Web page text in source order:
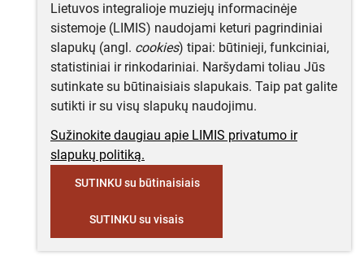
Lietuvos integralioje muziejų informacinėje
sistemoje (LIMIS) naudojami keturi pagrindiniai
slapukų (angl. cookies) tipai: būtinieji, funkciniai,
statistiniai ir rinkodariniai. Naršydami toliau Jūs
sutinkate su būtinaisiais slapukais. Taip pat galite
sutikti ir su visų slapukų naudojimu.
Sužinokite daugiau apie LIMIS privatumo ir
slapukų politiką.
SUTINKU su būtinaisiais
SUTINKU su visais